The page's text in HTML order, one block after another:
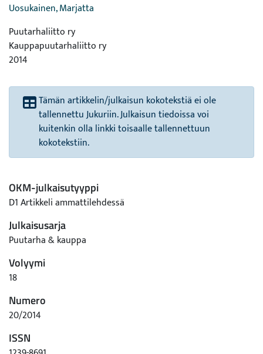
Uosukainen, Marjatta
Puutarhaliitto ry
Kauppapuutarhaliitto ry
2014
Tämän artikkelin/julkaisun kokotekstiä ei ole
tallennettu Jukuriin. Julkaisun tiedoissa voi
kuitenkin olla linkki toisaalle tallennettuun
kokotekstiin.
OKM-julkaisutyyppi
D1 Artikkeli ammattilehdessä
Julkaisusarja
Puutarha & kauppa
Volyymi
18
Numero
20/2014
ISSN